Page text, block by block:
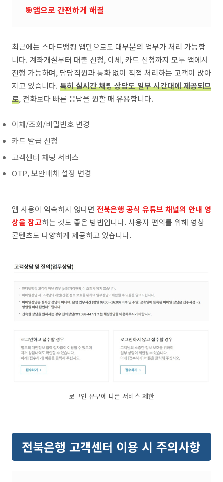
🎯앱으로 간편하게 해결
최근에는 스마트뱅킹 앱만으로도 대부분의 업무가 처리 가능합
니다. 계좌개설부터 대출 신청, 이체, 카드 신청까지 모두 앱에서
진행 가능하며, 담당직원과 통화 없이 직접 처리하는 고객이 많아
지고 있습니다. 특히 실시간 채팅 상담도 일부 시간대에 제공되므
로, 전화보다 빠른 응답을 원할 때 유용합니다.
이체/조회/비밀번호 변경
카드 발급 신청
고객센터 채팅 서비스
OTP, 보안매체 설정 변경
앱 사용이 익숙하지 않다면 전북은행 공식 유튜브 채널의 안내 영
상을 참고하는 것도 좋은 방법입니다. 사용자 편의를 위해 영상
콘텐츠도 다양하게 제공하고 있습니다.
로그인 유무에 따른 서비스 제한
전북은행 고객센터 이용 시 주의사항